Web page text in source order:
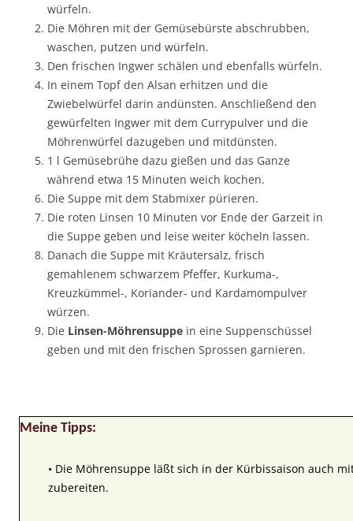
würfeln.
Die Möhren mit der Gemüsebürste abschrubben,
waschen, putzen und würfeln.
Den frischen Ingwer schälen und ebenfalls würfeln.
In einem Topf den Alsan erhitzen und die
Zwiebelwürfel darin andünsten. Anschließend den
gewürfelten Ingwer mit dem Currypulver und die
Möhrenwürfel dazugeben und mitdünsten.
1 l Gemüsebrühe dazu gießen und das Ganze
während etwa 15 Minuten weich kochen.
Die Suppe mit dem Stabmixer pürieren.
Die roten Linsen 10 Minuten vor Ende der Garzeit in
die Suppe geben und leise weiter köcheln lassen.
Danach die Suppe mit Kräutersalz, frisch
gemahlenem schwarzem Pfeffer, Kurkuma-,
Kreuzkümmel-, Koriander- und Kardamompulver
würzen.
Die Linsen-Möhrensuppe in eine Suppenschüssel
geben und mit den frischen Sprossen garnieren.
Meine Tipps:
• Die Möhrensuppe läßt sich in der Kürbissaison auch
zubereiten.